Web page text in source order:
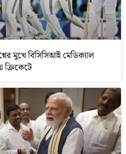
মুখে বিসিসিআই মেডিক্যাল
ক্রিকেটে